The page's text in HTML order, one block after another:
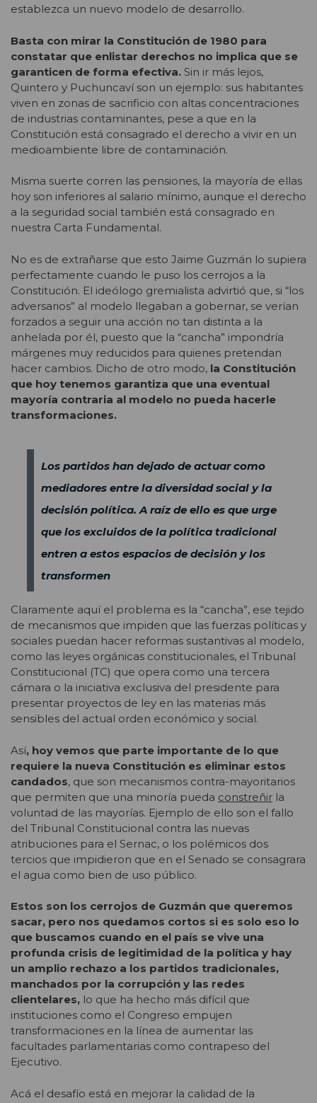
establezca un nuevo modelo de desarrollo.
Basta con mirar la Constitución de 1980 para
constatar que enlistar derechos no implica que se
garanticen de forma efectiva. Sin ir más lejos,
Quintero y Puchuncaví son un ejemplo: sus habitantes
viven en zonas de sacrificio con altas concentraciones
de industrias contaminantes, pese a que en la
Constitución está consagrado el derecho a vivir en un
medioambiente libre de contaminación.
Misma suerte corren las pensiones, la mayoría de ellas
hoy son inferiores al salario mínimo, aunque el derecho
a la seguridad social también está consagrado en
nuestra Carta Fundamental.
No es de extrañarse que esto Jaime Guzmán lo supiera
perfectamente cuando le puso los cerrojos a la
Constitución. El ideólogo gremialista advirtió que, si “los
adversarios” al modelo llegaban a gobernar, se verían
forzados a seguir una acción no tan distinta a la
anhelada por él, puesto que la “cancha” impondría
márgenes muy reducidos para quienes pretendan
hacer cambios. Dicho de otro modo, la Constitución
que hoy tenemos garantiza que una eventual
mayoría contraria al modelo no pueda hacerle
transformaciones.
Los partidos han dejado de actuar como
mediadores entre la diversidad social y la
decisión política. A raíz de ello es que urge
que los excluidos de la política tradicional
entren a estos espacios de decisión y los
transformen
Claramente aquí el problema es la “cancha”, ese tejido
de mecanismos que impiden que las fuerzas políticas y
sociales puedan hacer reformas sustantivas al modelo,
como las leyes orgánicas constitucionales, el Tribunal
Constitucional (TC) que opera como una tercera
cámara o la iniciativa exclusiva del presidente para
presentar proyectos de ley en las materias más
sensibles del actual orden económico y social.
Así, hoy vemos que parte importante de lo que
requiere la nueva Constitución es eliminar estos
candados, que son mecanismos contra-mayoritarios
que permiten que una minoría pueda constreñir la
voluntad de las mayorías. Ejemplo de ello son el fallo
del Tribunal Constitucional contra las nuevas
atribuciones para el Sernac, o los polémicos dos
tercios que impidieron que en el Senado se consagrara
el agua como bien de uso público.
Estos son los cerrojos de Guzmán que queremos
sacar, pero nos quedamos cortos si es solo eso lo
que buscamos cuando en el país se vive una
profunda crisis de legitimidad de la política y hay
un amplio rechazo a los partidos tradicionales,
manchados por la corrupción y las redes
clientelares, lo que ha hecho más difícil que
instituciones como el Congreso empujen
transformaciones en la línea de aumentar las
facultades parlamentarias como contrapeso del
Ejecutivo.
Acá el desafío está en mejorar la calidad de la